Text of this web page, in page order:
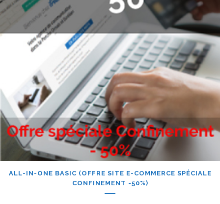
ALL-IN-ONE BASIC (OFFRE SITE E-COMMERCE SPÉCIALE
CONFINEMENT -50%)